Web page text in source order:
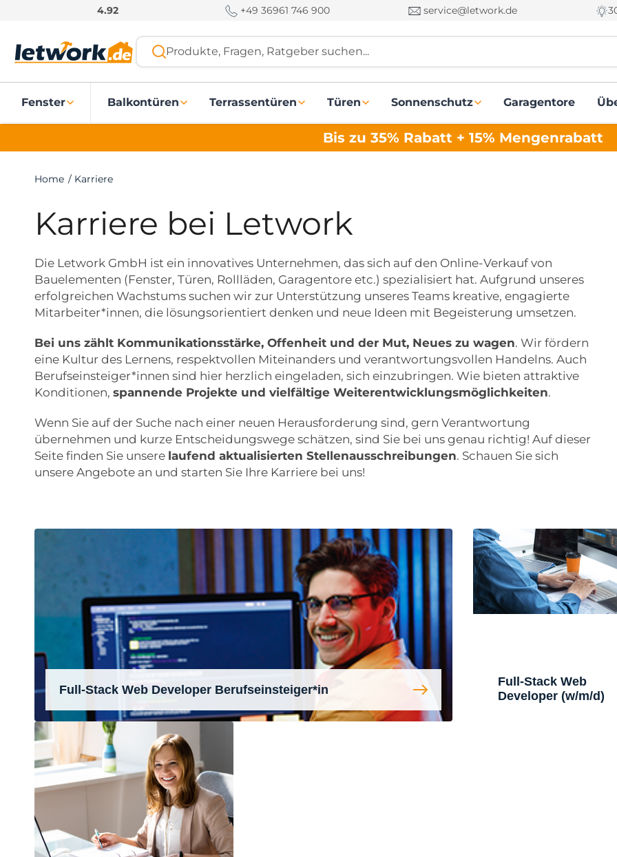
o
4.92 +49 36961 746 900 service@letwork.de
Produkte, Fragen, Ratgeber suchen...
Fenster Balkontüren Terrassentüren Türen Sonnenschutz Garagentore
Bis zu 35% Rabatt + 15% Mengenrabatt
Home / Karriere
Karriere bei Letwork
Die Letwork GmbH ist ein innovatives Unternehmen, das sich auf den Online-Verkauf von
Bauelementen (Fenster, Türen, Rollläden, Garagentore etc.) spezialisiert hat. Aufgrund unseres
erfolgreichen Wachstums suchen wir zur Unterstützung unseres Teams kreative, engagierte
Mitarbeiter*innen, die lösungsorientiert denken und neue Ideen mit Begeisterung umsetzen.
Bei uns zählt Kommunikationsstärke, Offenheit und der Mut, Neues zu wagen. Wir fördern
eine Kultur des Lernens, respektvollen Miteinanders und verantwortungsvollen Handelns. Auch
Berufseinsteiger*innen sind hier herzlich eingeladen, sich einzubringen. Wie bieten attraktive
Konditionen, spannende Projekte und vielfältige Weiterentwicklungsmöglichkeiten.
Wenn Sie auf der Suche nach einer neuen Herausforderung sind, gern Verantwortung
übernehmen und kurze Entscheidungswege schätzen, sind Sie bei uns genau richtig! Auf dieser
Seite finden Sie unsere laufend aktualisierten Stellenausschreibungen. Schauen Sie sich
unsere Angebote an und starten Sie Ihre Karriere bei uns!
Full-Stack Web Developer Berufseinsteiger*in
Full-Stack Web
Developer (w/m/d)